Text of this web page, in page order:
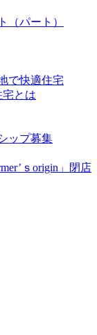
（パート）
で快適住宅
宅とは
ップ募集
ｓorigin」閉店